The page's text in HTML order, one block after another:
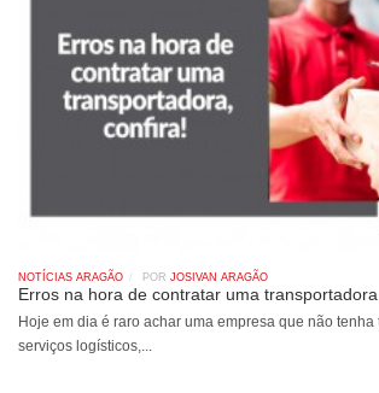
NOTÍCIAS ARAGÃO POR JOSIVAN ARAGÃO
Erros na hora de contratar uma
Hoje em dia é raro achar uma empresa que não
serviços logísticos,...